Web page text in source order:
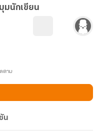
มุมนักเขียน
ตาม
น